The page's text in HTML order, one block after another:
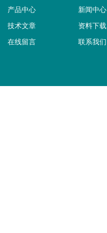
产品中心
新闻中心
技术文章
资料下载
在线留言
联系我们